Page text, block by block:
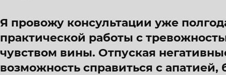
Я провожу консультации уже
практической работы с
чувством вины. Отпуская
возможность справиться с апатией,